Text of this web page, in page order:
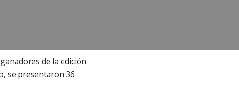
de la edición
se presentaron 36